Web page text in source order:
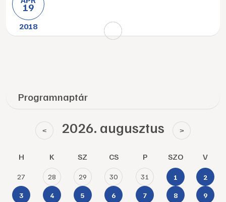
19
2018
Programnaptár
< 2026. augusztus >
H K SZ CS P SZO V
27 28 29 30 31 1 2
3 4 5 6 7 8 9